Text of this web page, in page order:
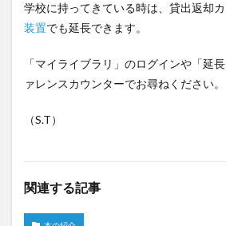
学校に持ってきている時は、貸出返却
装置でも延長できます。
「マイライブラリ」のログインや「延
ァレンスカウンターでお尋ねください。
（S.T）
関連する記事